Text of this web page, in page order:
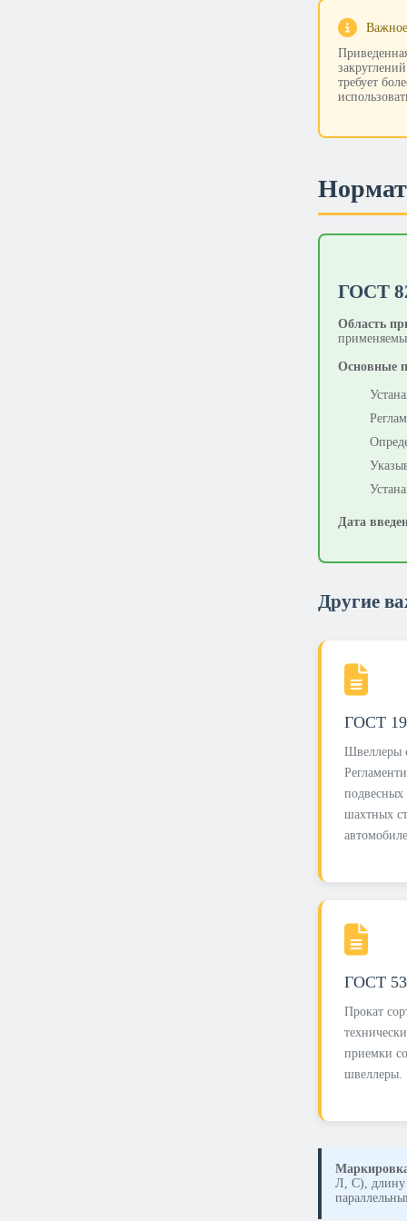
требует
ГОСТ
Область
Основные
Дата
Другие
ГОСТ
Швеллеры
подвесных
шахтных
ГОСТ
Прокат
приемки
швеллеры.
Л, С), длину